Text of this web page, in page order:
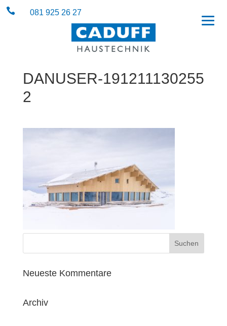
 081 925 26 27
DANUSER-191211130255
2
Neueste Kommentare
Archiv